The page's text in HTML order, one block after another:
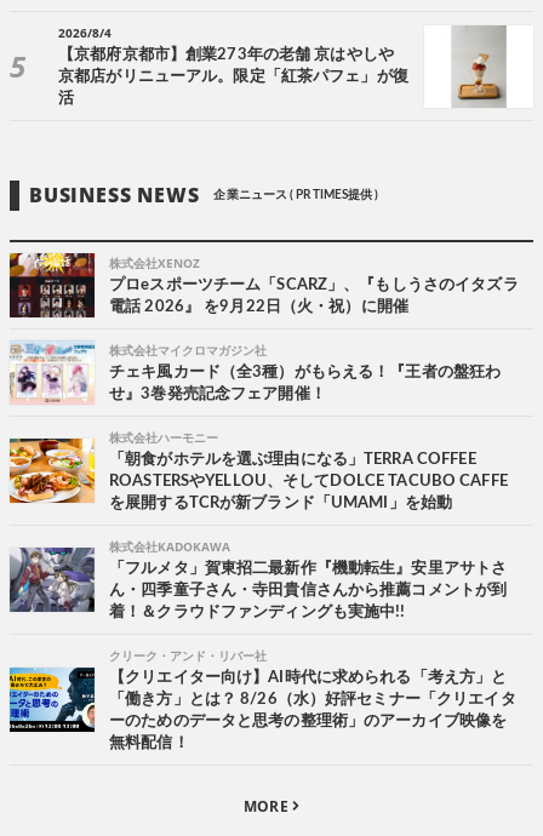
2026/8/4
【京都府京都市】創業273年の老舗 京はやしや
京都店がリニューアル。限定「紅茶パフェ」が復
活
BUSINESS NEWS 企業ニュース ( PR TIMES提供 )
株式会社XENOZ
プロeスポーツチーム「SCARZ」、『もしうさのイタズラ
電話 2026』 を9月22日（火・祝）に開催
株式会社マイクロマガジン社
チェキ風カード（全3種）がもらえる！『王者の盤狂わ
せ』3巻発売記念フェア開催！
株式会社ハーモニー
「朝食がホテルを選ぶ理由になる」TERRA COFFEE
ROASTERSやYELLOU、そしてDOLCE TACUBO CAFFE
を展開するTCRが新ブランド「UMAMI」を始動
株式会社KADOKAWA
「フルメタ」賀東招二最新作『機動転生』安里アサトさ
ん・四季童子さん・寺田貴信さんから推薦コメントが到
着！＆クラウドファンディングも実施中!!
クリーク・アンド・リバー社
【クリエイター向け】AI時代に求められる「考え方」と
「働き方」とは？ 8/26（水）好評セミナー「クリエイタ
ーのためのデータと思考の整理術」のアーカイブ映像を
無料配信！
MORE